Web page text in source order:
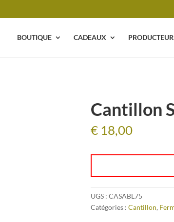
BOUTIQUE CADEAUX
Cantillon
€18,00
UGS : CASABL75
Catégories : Cantillon,